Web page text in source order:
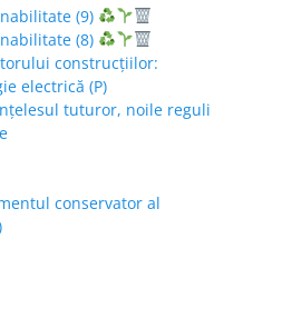
(9)
(8)
construcțiilor:
electrică (P)
tuturor, noile reguli
conservator al